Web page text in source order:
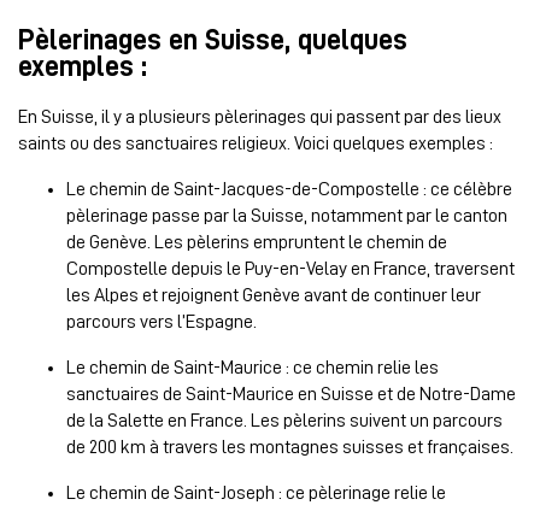
Pèlerinages en Suisse, quelques
exemples :
En Suisse, il y a plusieurs pèlerinages qui passent par des lieux
saints ou des sanctuaires religieux. Voici quelques exemples :
Le chemin de Saint-Jacques-de-Compostelle : ce célèbre
pèlerinage passe par la Suisse, notamment par le canton
de Genève. Les pèlerins empruntent le chemin de
Compostelle depuis le Puy-en-Velay en France, traversent
les Alpes et rejoignent Genève avant de continuer leur
parcours vers l’Espagne.
Le chemin de Saint-Maurice : ce chemin relie les
sanctuaires de Saint-Maurice en Suisse et de Notre-Dame
de la Salette en France. Les pèlerins suivent un parcours
de 200 km à travers les montagnes suisses et françaises.
Le chemin de Saint-Joseph : ce pèlerinage relie le